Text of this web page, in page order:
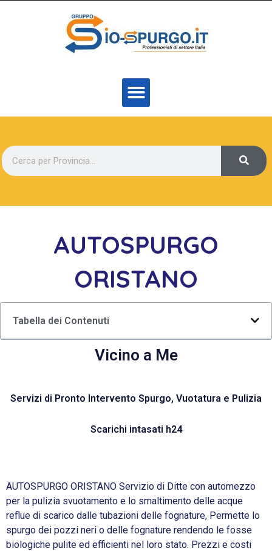
AUTOSPURGO
ORISTANO
Tabella dei Contenuti
Vicino a Me
Servizi di Pronto Intervento Spurgo, Vuotatura e Pulizia
Scarichi intasati h24
AUTOSPURGO ORISTANO Servizio di Ditte con automezzo
per la pulizia svuotamento e lo smaltimento delle acque
reflue di scarico dalle tubazioni delle fognature, Permette lo
spurgo dei pozzi neri o delle fognature rendendo le fosse
biologiche pulite ed efficienti nel loro stato. Prezzi e costi